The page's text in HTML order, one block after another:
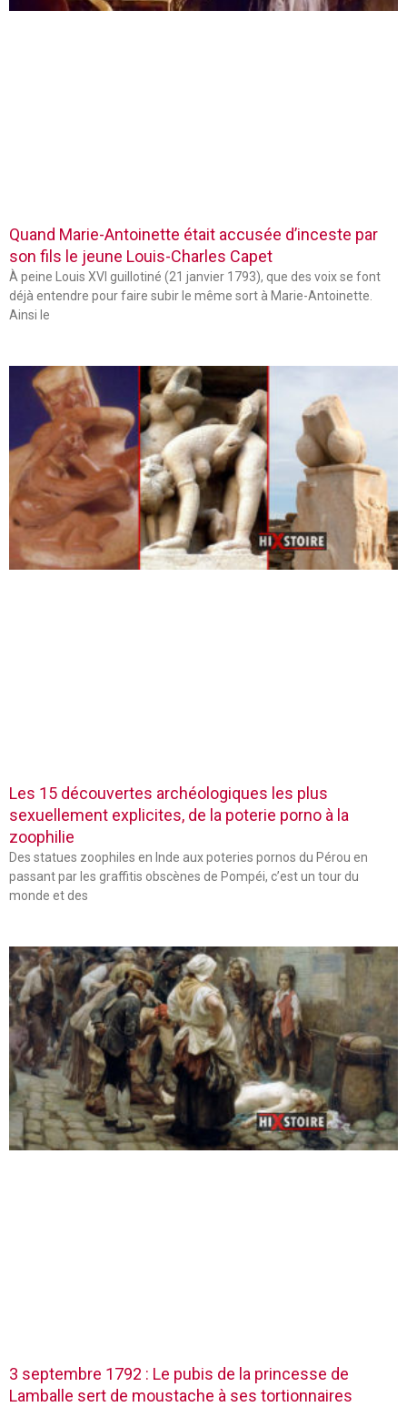
Quand Marie-Antoinette était accusée d’inceste par
son fils le jeune Louis-Charles Capet
À peine Louis XVI guillotiné (21 janvier 1793), que des voix se font
déjà entendre pour faire subir le même sort à Marie-Antoinette.
Ainsi le
Les 15 découvertes archéologiques les plus
sexuellement explicites, de la poterie porno à la
zoophilie
Des statues zoophiles en Inde aux poteries pornos du Pérou en
passant par les graffitis obscènes de Pompéi, c’est un tour du
monde et des
3 septembre 1792 : Le pubis de la princesse de
Lamballe sert de moustache à ses tortionnaires